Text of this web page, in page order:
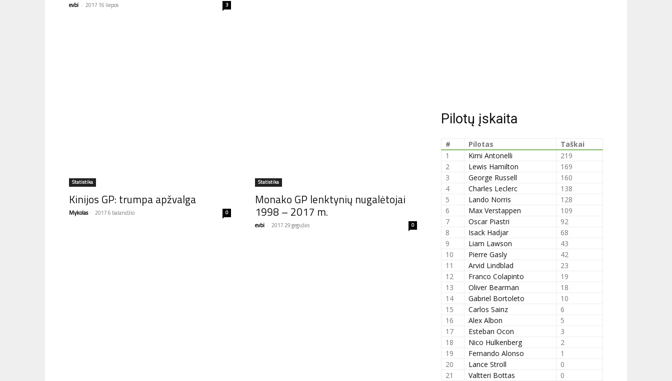
evbi - 2017 16 liepos 3
Statistika
Kinijos GP: trumpa apžvalga
Mykolas - 2017 6 balandžio 0
Statistika
Monako GP lenktynių nugalėtojai
1998 – 2017 m.
evbi - 2017 29 gegužės 0
Pilotų įskaita
# Pilotas
Taškai
1
Kimi Antonelli
219
2
Lewis Hamilton
169
3
George Russell
160
4
Charles Leclerc
138
5
Lando Norris
128
6
Max Verstappen
109
7
Oscar Piastri
92
8
Isack Hadjar
68
9
Liam Lawson
43
10
Pierre Gasly
42
11
Arvid Lindblad
23
12
Franco Colapinto
19
13
Oliver Bearman
18
14
Gabriel Bortoleto
10
15
Carlos Sainz
6
16
Alex Albon
5
17
Esteban Ocon
3
18
Nico Hulkenberg
2
19
Fernando Alonso
1
20
Lance Stroll
0
21
Valtteri Bottas
0